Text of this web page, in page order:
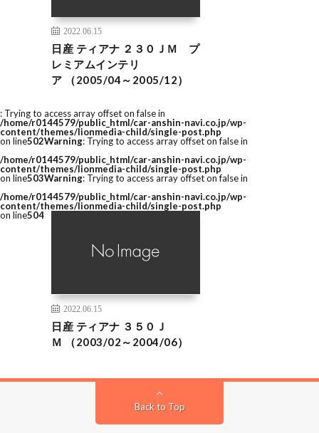
2022.06.15
日産 ティアナ ２３０ＪＭ プ
レミアムインテリ
ア （2005/04～2005/12）
: Trying to access array offset on false in
/home/r0144579/public_html/car-anshin-navi.co.jp/wp-
content/themes/lionmedia-child/single-post.php
on line502Warning: Trying to access array offset on false in
/home/r0144579/public_html/car-anshin-navi.co.jp/wp-
content/themes/lionmedia-child/single-post.php
on line503Warning: Trying to access array offset on false in
/home/r0144579/public_html/car-anshin-navi.co.jp/wp-
content/themes/lionmedia-child/single-post.php
on line504
2022.06.15
日産 ティアナ ３５０Ｊ
Ｍ （2003/02～2004/06）
Back to Top